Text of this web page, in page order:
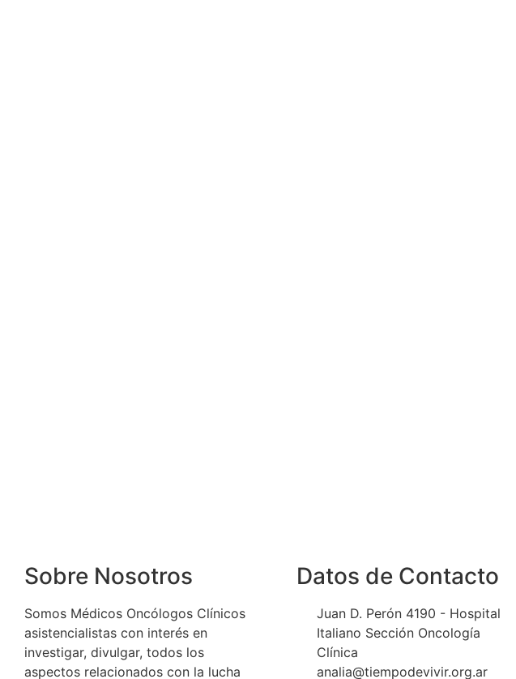
Sobre Nosotros
Somos Médicos Oncólogos Clínicos
asistencialistas con interés en
investigar, divulgar, todos los
aspectos relacionados con la lucha
Datos de Contacto
Juan D. Perón 4190 - Hospital
Italiano Sección Oncología
Clínica
analia@tiempodevivir.org.ar